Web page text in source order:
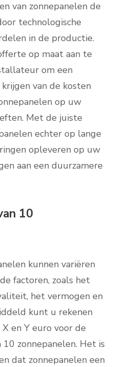
van zonnepanelen de
technologische
in de productie.
op maat aan te
om een
van de kosten
op uw
Met de juiste
echter op lange
opleveren op uw
aan een duurzamere
10
kunnen variëren
factoren, zoals het
het vermogen en
kunt u rekenen
en Y euro voor de
zonnepanelen. Het is
dat zonnepanelen een